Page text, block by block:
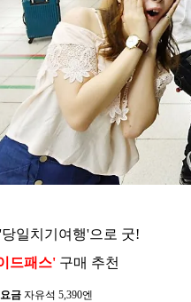
일치기여행'으로 굿!
드패스' 구매 추천
금 자유석 5,390엔